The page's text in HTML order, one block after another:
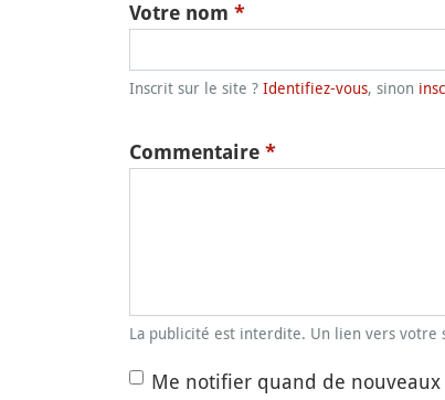
Votre nom *
Inscrit sur le site ? Identifiez-vous, sinon
Commentaire *
La publicité est interdite. Un lien vers votre
Me notifier quand de